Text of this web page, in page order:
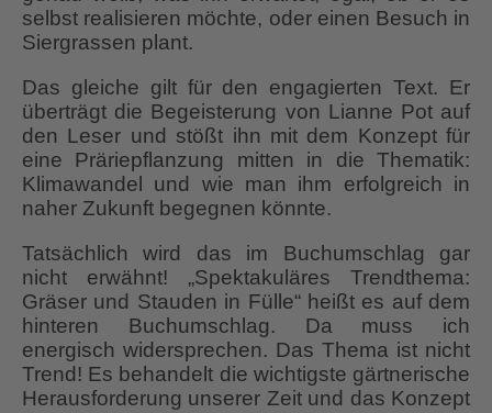
selbst realisieren möchte, oder einen Besuch in
Siergrassen plant.
Das gleiche gilt für den engagierten Text. Er
überträgt die Begeisterung von Lianne Pot auf
den Leser und stößt ihn mit dem Konzept für
eine Präriepflanzung mitten in die Thematik:
Klimawandel und wie man ihm erfolgreich in
naher Zukunft begegnen könnte.
Tatsächlich wird das im Buchumschlag gar
nicht erwähnt! „Spektakuläres Trendthema:
Gräser und Stauden in Fülle“ heißt es auf dem
hinteren Buchumschlag. Da muss ich
energisch widersprechen. Das Thema ist nicht
Trend! Es behandelt die wichtigste gärtnerische
Herausforderung unserer Zeit und das Konzept